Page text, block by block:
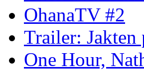
OhanaTV #2
Trailer: Jakten
One Hour,